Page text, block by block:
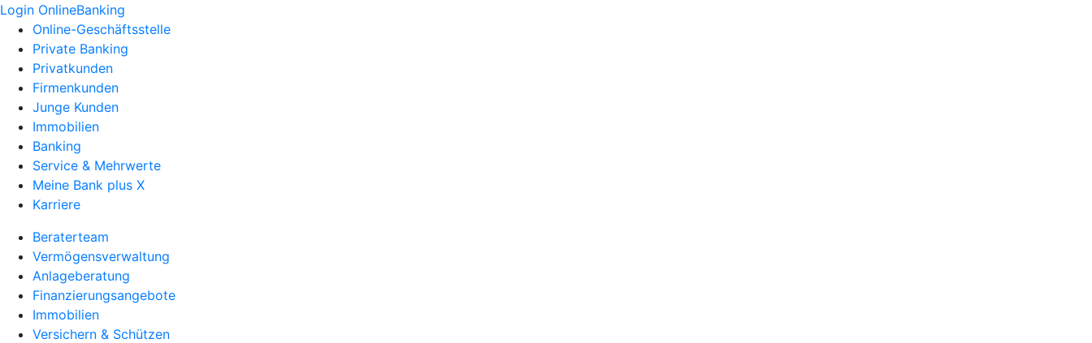
Login OnlineBanking
Online-Geschäftsstelle
Private Banking
Privatkunden
Firmenkunden
Junge Kunden
Immobilien
Banking
Service & Mehrwerte
Meine Bank plus X
Karriere
Beraterteam
Vermögensverwaltung
Anlageberatung
Finanzierungsangebote
Immobilien
Versichern & Schützen